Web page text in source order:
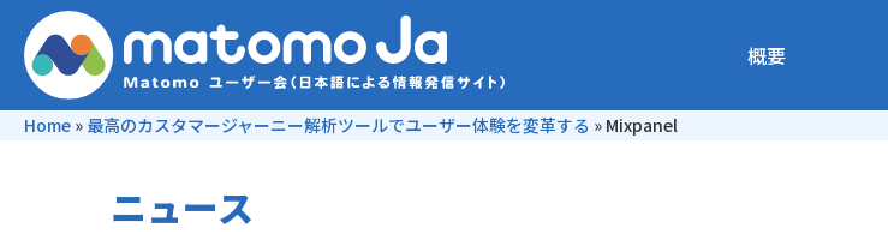
概要
Home » 最高のカスタマージャーニー解析ツールでユーザー体験を変革する » Mixpanel
ニュース